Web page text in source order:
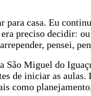
para casa. Eu
preciso decidir:
pensei,
São Miguel do
de iniciar as
como